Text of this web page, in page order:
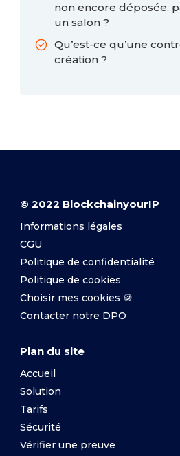
non encore déposée,
un salon ?
Qu’est-ce qu’une
création ?
© 2022 BlockchainyourIP
Informations légales
CGU
Politique de confidentialité
Politique de cookies
Choisir mes cookies 🍪
Contacter notre DPO
Plan du site
Accueil
Solution
Tarifs
Sécurité
Vérifier une preuve